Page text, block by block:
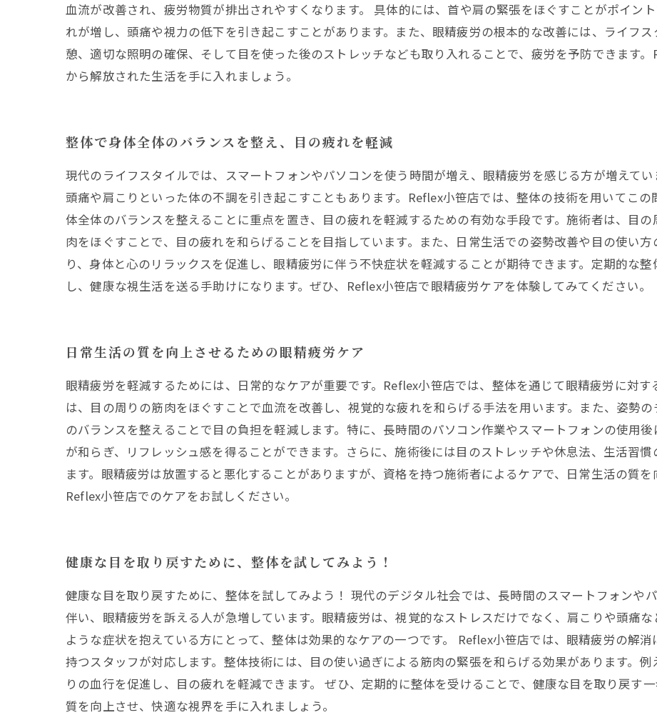
血流が改善され、疲労物質が排出されやすくなります。 具体的には、首や肩の緊張をほぐすことがポイン
れが増し、頭痛や視力の低下を引き起こすことがあります。また、眼精疲労の根本的な改善には、ライフ
憩、適切な照明の確保、そして目を使った後のストレッチなども取り入れることで、疲労を予防できます
から解放された生活を手に入れましょう。
整体で身体全体のバランスを整え、目の疲れを軽減
現代のライフスタイルでは、スマートフォンやパソコンを使う時間が増え、眼精疲労を感じる方が増えてい
頭痛や肩こりといった体の不調を引き起こすこともあります。Reflex小笹店では、整体の技術を用いてこ
体全体のバランスを整えることに重点を置き、目の疲れを軽減するための有効な手段です。施術者は、目
肉をほぐすことで、目の疲れを和らげることを目指しています。また、日常生活での姿勢改善や目の使い
り、身体と心のリラックスを促進し、眼精疲労に伴う不快症状を軽減することが期待できます。定期的な
し、健康な視生活を送る手助けになります。ぜひ、Reflex小笹店で眼精疲労ケアを体験してみてください。
日常生活の質を向上させるための眼精疲労ケア
眼精疲労を軽減するためには、日常的なケアが重要です。Reflex小笹店では、整体を通じて眼精疲労に対
は、目の周りの筋肉をほぐすことで血流を改善し、視覚的な疲れを和らげる手法を用います。また、姿勢
のバランスを整えることで目の負担を軽減します。特に、長時間のパソコン作業やスマートフォンの使用
が和らぎ、リフレッシュ感を得ることができます。さらに、施術後には目のストレッチや休息法、生活習
ます。眼精疲労は放置すると悪化することがありますが、資格を持つ施術者によるケアで、日常生活の質
Reflex小笹店でのケアをお試しください。
健康な目を取り戻すために、整体を試してみよう！
健康な目を取り戻すために、整体を試してみよう！ 現代のデジタル社会では、長時間のスマートフォンや
伴い、眼精疲労を訴える人が急増しています。眼精疲労は、視覚的なストレスだけでなく、肩こりや頭痛
ような症状を抱えている方にとって、整体は効果的なケアの一つです。 Reflex小笹店では、眼精疲労の解
持つスタッフが対応します。整体技術には、目の使い過ぎによる筋肉の緊張を和らげる効果があります。
りの血行を促進し、目の疲れを軽減できます。 ぜひ、定期的に整体を受けることで、健康な目を取り戻す
質を向上させ、快適な視界を手に入れましょう。